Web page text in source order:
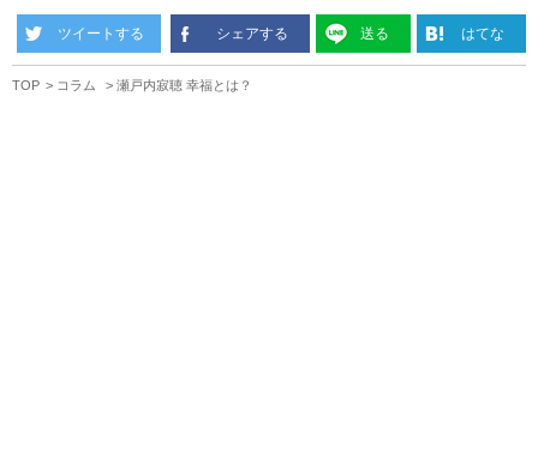
ツイートする シェアする 送る はてな
TOP コラム 瀬戸内寂聴 幸福とは？